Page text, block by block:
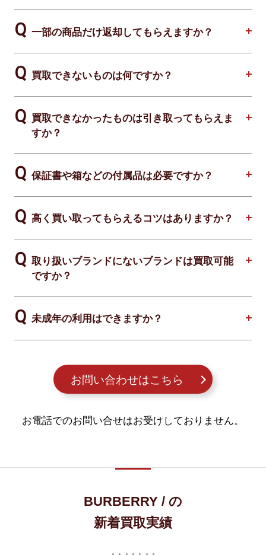
一部の商品だけ返却してもらえますか？
買取できないものは何ですか？
買取できなかったものは引き取ってもらえま
すか？
保証書や箱などの付属品は必要ですか？
高く買い取ってもらえるコツはありますか？
取り扱いブランドにないブランドは買取可能
ですか？
未成年の利用はできますか？
お問い合わせはこちら
お電話でのお問い合せはお受けしておりません。
BURBERRY / の
新着買取実績